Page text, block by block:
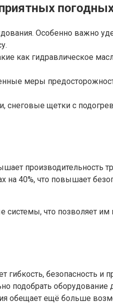
Особенно важно
как гидравлическое
меры
снеговые щетки с
производительность
на 40%, что повышает
что позволяет
безопасность и
подобрать оборудование
обещает ещё больше